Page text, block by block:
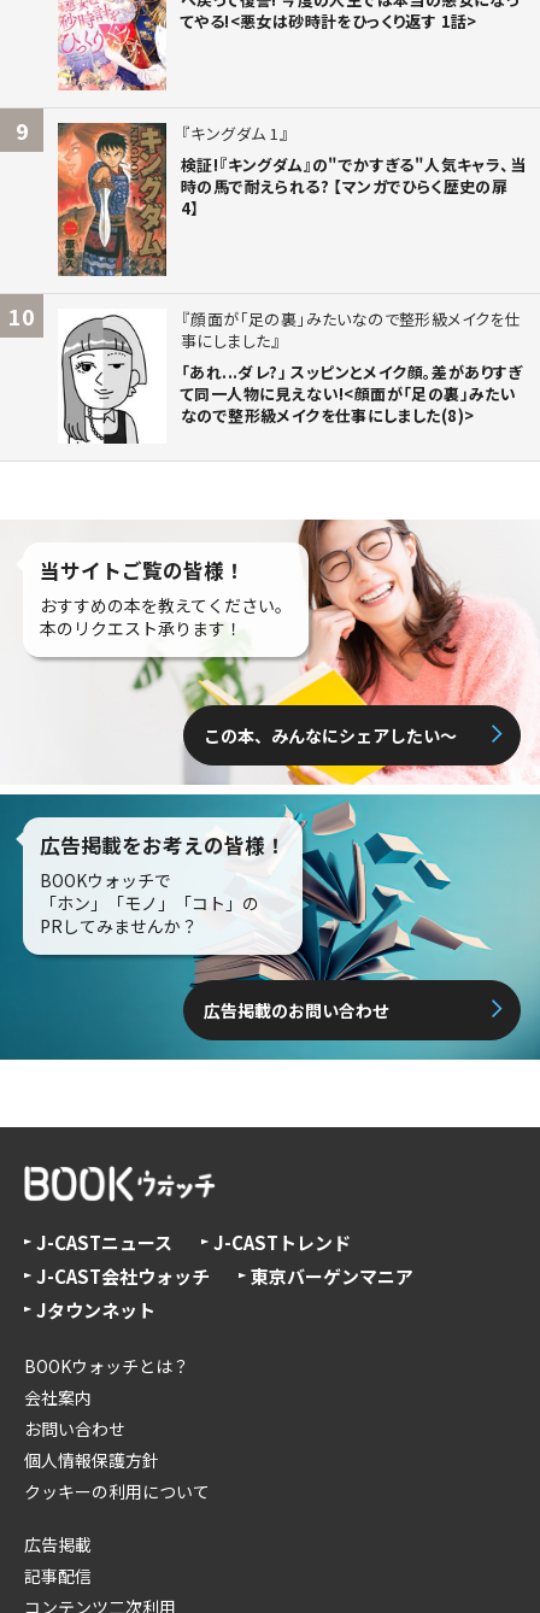
てやる!<悪女は砂時計をひっくり返す 1話>
9
キングダム 1
検証!『キングダム』の"でかすぎる"人気キャラ、当
時の馬で耐えられる? 【マンガでひらく歴史の扉
4】
10
顔面が「足の裏」みたいなので整形級メイクを仕
事にしました
「あれ...ダレ?」 スッピンとメイク顔。差がありすぎ
て同一人物に見えない!<顔面が「足の裏」みたい
なので整形級メイクを仕事にしました(8)>
当サイトご覧の皆様！
おすすめの本を教えてください。
本のリクエスト承ります！
この本、みんなにシェアしたい〜
広告掲載をお考えの皆様！
BOOKウォッチで
「ホン」「モノ」「コト」の
PRしてみませんか？
広告掲載のお問い合わせ
J-CASTニュース
J-CASTトレンド
J-CAST会社ウォッチ
東京バーゲンマニア
Jタウンネット
BOOKウォッチとは？
会社案内
お問い合わせ
個人情報保護方針
クッキーの利用について
広告掲載
記事配信
コンテンツ二次利用